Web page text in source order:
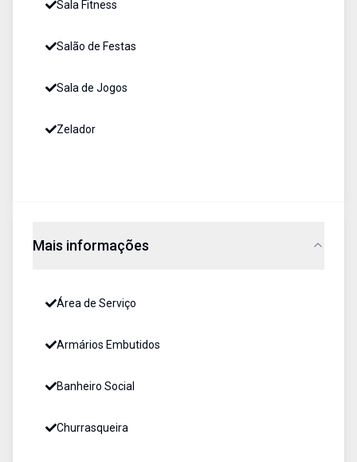
Sala Fitness
Salão de Festas
Sala de Jogos
Zelador
Mais informações
Área de Serviço
Armários Embutidos
Banheiro Social
Churrasqueira